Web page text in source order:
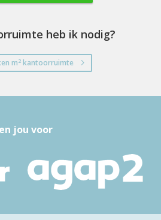
heb ik nodig?
m2kantoorruimte
jou voor